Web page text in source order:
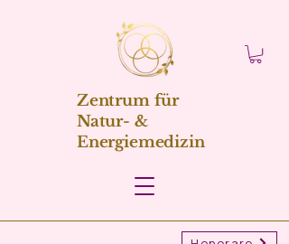
Zentrum für
Natur- &
Energiemedizin